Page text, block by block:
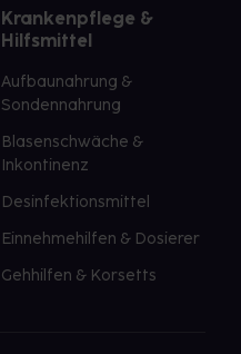
Krankenpflege &
Hilfsmittel
Aufbaunahrung &
Sondennahrung
Blasenschwäche &
Inkontinenz
Desinfektionsmittel
Einnehmehilfen & Dosierer
Gehhilfen & Korsetts